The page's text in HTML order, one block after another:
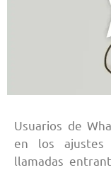
Usuarios de
en los ajustes
llamadas